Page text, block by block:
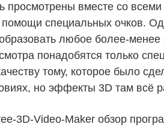
просмотрены вместе со
помощи специальных очков.
любое более-
понадобятся только
тому, которое было
но эффекты 3D там всё